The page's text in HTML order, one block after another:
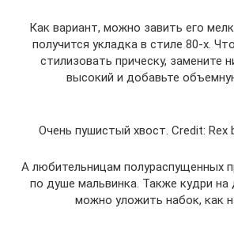
Как вариант, можно завить его
получится укладка в стиле 80-х.
стилизовать прическу, замените
высокий и добавьте
Очень пушистый хвост. Credit:
А любительницам полураспущенных
по душе мальвинка. Также кудри
можно уложить набок, как